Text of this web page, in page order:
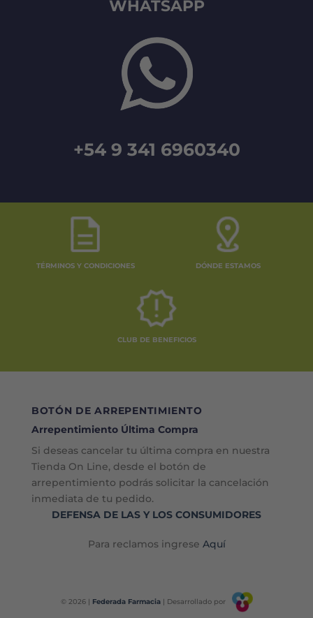
WHATSAPP
+54 9 341 6960340
TÉRMINOS Y CONDICIONES DÓNDE ESTAMOS
CLUB DE BENEFICIOS
BOTÓN DE ARREPENTIMIENTO
Arrepentimiento Última Compra
Si deseas cancelar tu última compra en nuestra
Tienda On Line, desde el botón de
arrepentimiento podrás solicitar la cancelación
inmediata de tu pedido.
DEFENSA DE LAS Y LOS CONSUMIDORES
Para reclamos ingrese Aquí
© 2026 | Federada Farmacia| Desarrollado por